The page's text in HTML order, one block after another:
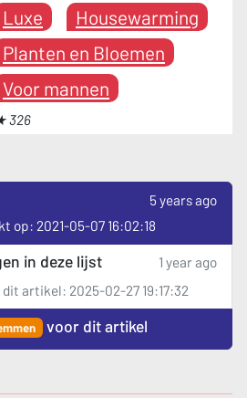
Luxe
Housewarming
Planten en Bloemen
Voor mannen
326
5 years ago
op: 2021-05-07 16:02:18
in deze lijst
1 year ago
artikel: 2025-02-27 19:17:32
voor dit artikel